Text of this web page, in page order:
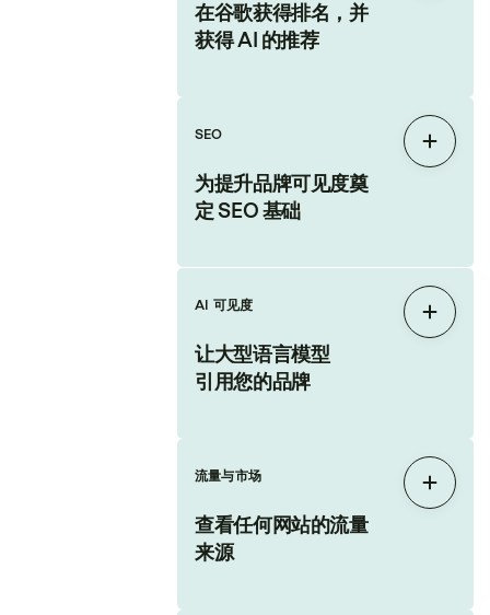
在谷歌获得排名，并
获得 AI 的推荐
SEO
为提升品牌可见度奠
定 SEO 基础
展开
AI 可见度
让大型语言模型
引用您的品牌
展开
流量与市场
查看任何网站的流量
来源
展开